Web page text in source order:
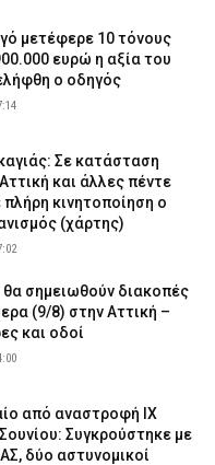
– Ισχυρή
καταγγελία της
βία
με 26 επιβάτες
ανήκει η σορός – Από
μετέφερε 10 τόνους
ευρώ η αξία του
ο οδηγός
Σε κατάσταση
και άλλες πέντε
κινητοποίηση ο
(χάρτης)
σημειωθούν διακοπές
(9/8) στην Αττική –
και οδοί
από αναστροφή ΙΧ
Συγκρούστηκε με
δύο αστυνομικοί